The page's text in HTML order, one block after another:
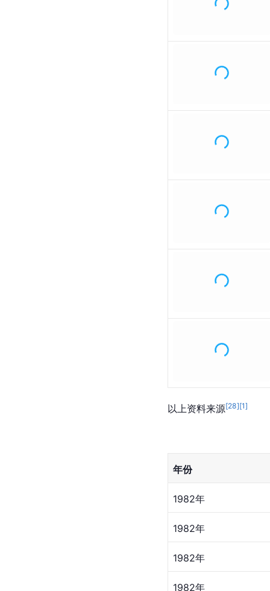
以上资料来源[28][1]
年份
1982年
1982年
1982年
1982年